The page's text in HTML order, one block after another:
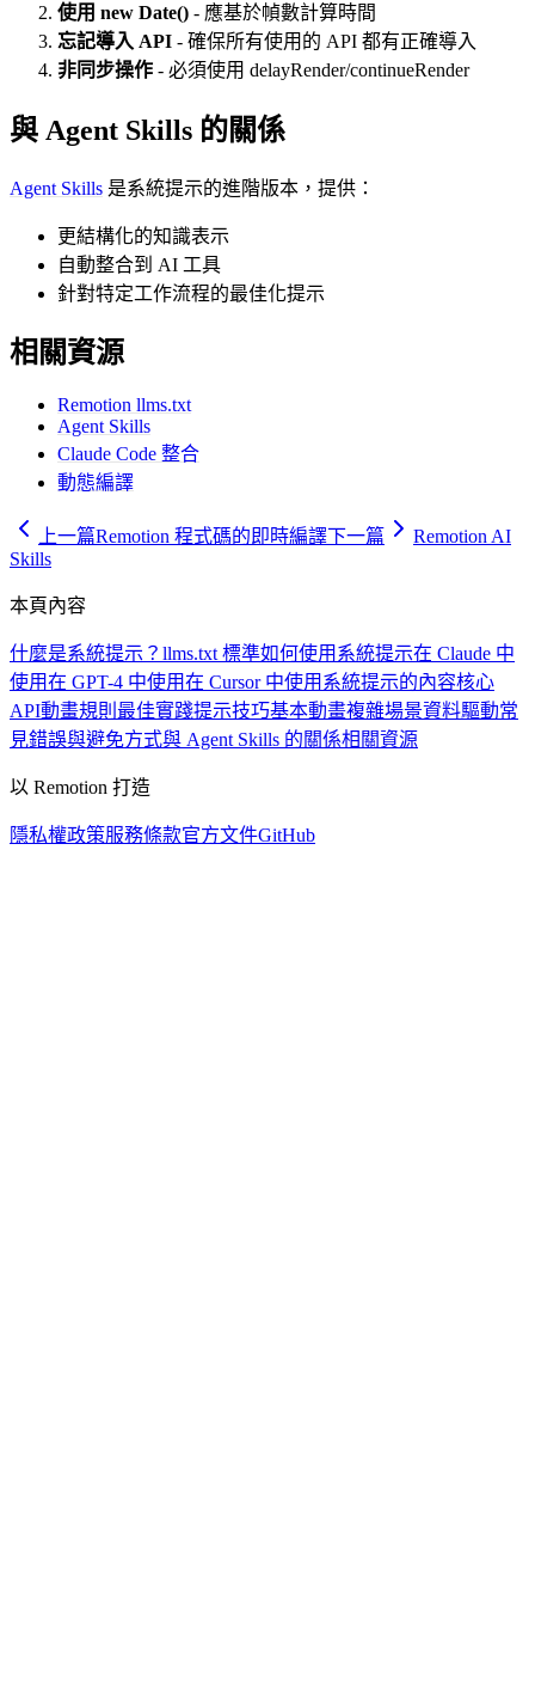
使用 new Date() - 應基於幀數計算時間
忘記導入 API - 確保所有使用的 API 都有正確導入
非同步操作 - 必須使用 delayRender/continueRender
與 Agent Skills 的關係
Agent Skills 是系統提示的進階版本，提供：
更結構化的知識表示
自動整合到 AI 工具
針對特定工作流程的最佳化提示
相關資源
Remotion llms.txt
Agent Skills
Claude Code 整合
動態編譯
上一篇Remotion 程式碼的即時編譯下一篇
Remotion AI
Skills
本頁內容
什麼是系統提示？ llms.txt 標準如何使用系統提示在 Claude 中
使用在 GPT-4 中使用在 Cursor 中使用 系統提示的內容核心
API動畫規則 最佳實踐提示技巧基本動畫複雜場景資料驅動常
見錯誤與避免方式與 Agent Skills 的關係相關資源
以 Remotion 打造
隱私權政策服務條款官方文件GitHub